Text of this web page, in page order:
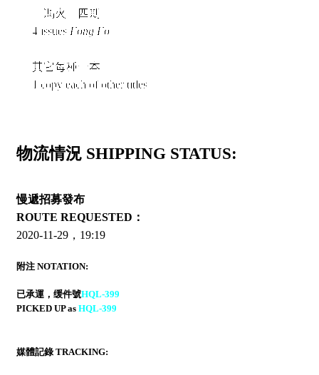
《馮火》四期
4 issues Fong Fo
其它每種一本
1 copy each of other titles
物流情況 SHIPPING STATUS:
慢遞招募發布
ROUTE REQUESTED：
2020-11-29，19:19
附注 NOTATION:
已承運，缓件號HQL-399
PICKED UP as HQL-399
媒體記錄 TRACKING: